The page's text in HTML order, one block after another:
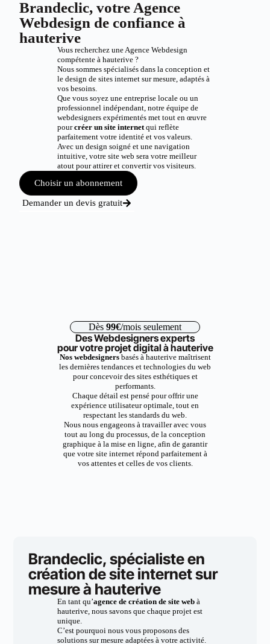
Brandeclic, votre Agence
Webdesign de confiance à
hauterive
Vous recherchez une Agence Webdesign
compétente à hauterive ?
Nous sommes spécialisés dans la conception et
le design de sites internet sur mesure, adaptés à
vos besoins.
Que vous soyez une entreprise locale ou un
professionnel indépendant, notre équipe de
webdesigners expérimentés met tout en œuvre
pourcréer un site internetqui reflète
parfaitement votre identité et vos valeurs.
Avec un design soigné et une navigation
intuitive, votre site web sera votre meilleur
atout pour attirer et convertir vos visiteurs.
Choisir un abonnement
Demander un devis gratuit
Dès 99€/mois seulement
Des Webdesigners experts
pour votre projet digital à hauterive
Nos webdesignersbasés à hauterive maîtrisent
les dernières tendances et technologies du web
pour concevoir des sites esthétiques et
performants.
Chaque détail est pensé pour offrir une
expérience utilisateur optimale, tout en
respectant les standards du web.
Nous nous engageons à travailler avec vous
tout au long du processus, de la conception
graphique à la mise en ligne, afin de garantir
que votre site internet répond parfaitement à
vos attentes et celles de vos clients.
Brandeclic, spécialiste en
création de site internet sur
mesure à hauterive
En tant qu’agence de création de site webà
hauterive, nous savons que chaque projet est
unique.
C’est pourquoi nous vous proposons des
solutions sur mesure adaptées à votre activité.